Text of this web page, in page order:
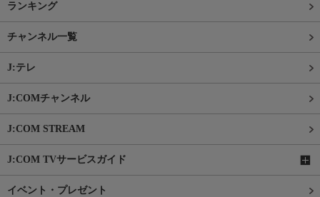
ランキング
チャンネル一覧
J:テレ
J:COMチャンネル
J:COM STREAM
J:COM TVサービスガイド
イベント・プレゼント